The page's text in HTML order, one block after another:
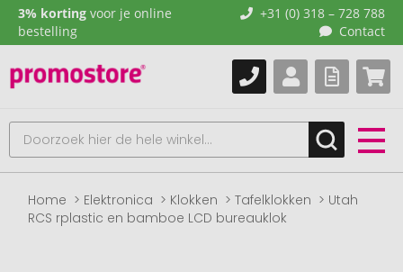
3% korting voor je online
bestelling
+31 (0) 318 – 728 788
Contact
Home Elektronica Klokken Tafelklokken
Utah
RCS rplastic en bamboe LCD bureauklok